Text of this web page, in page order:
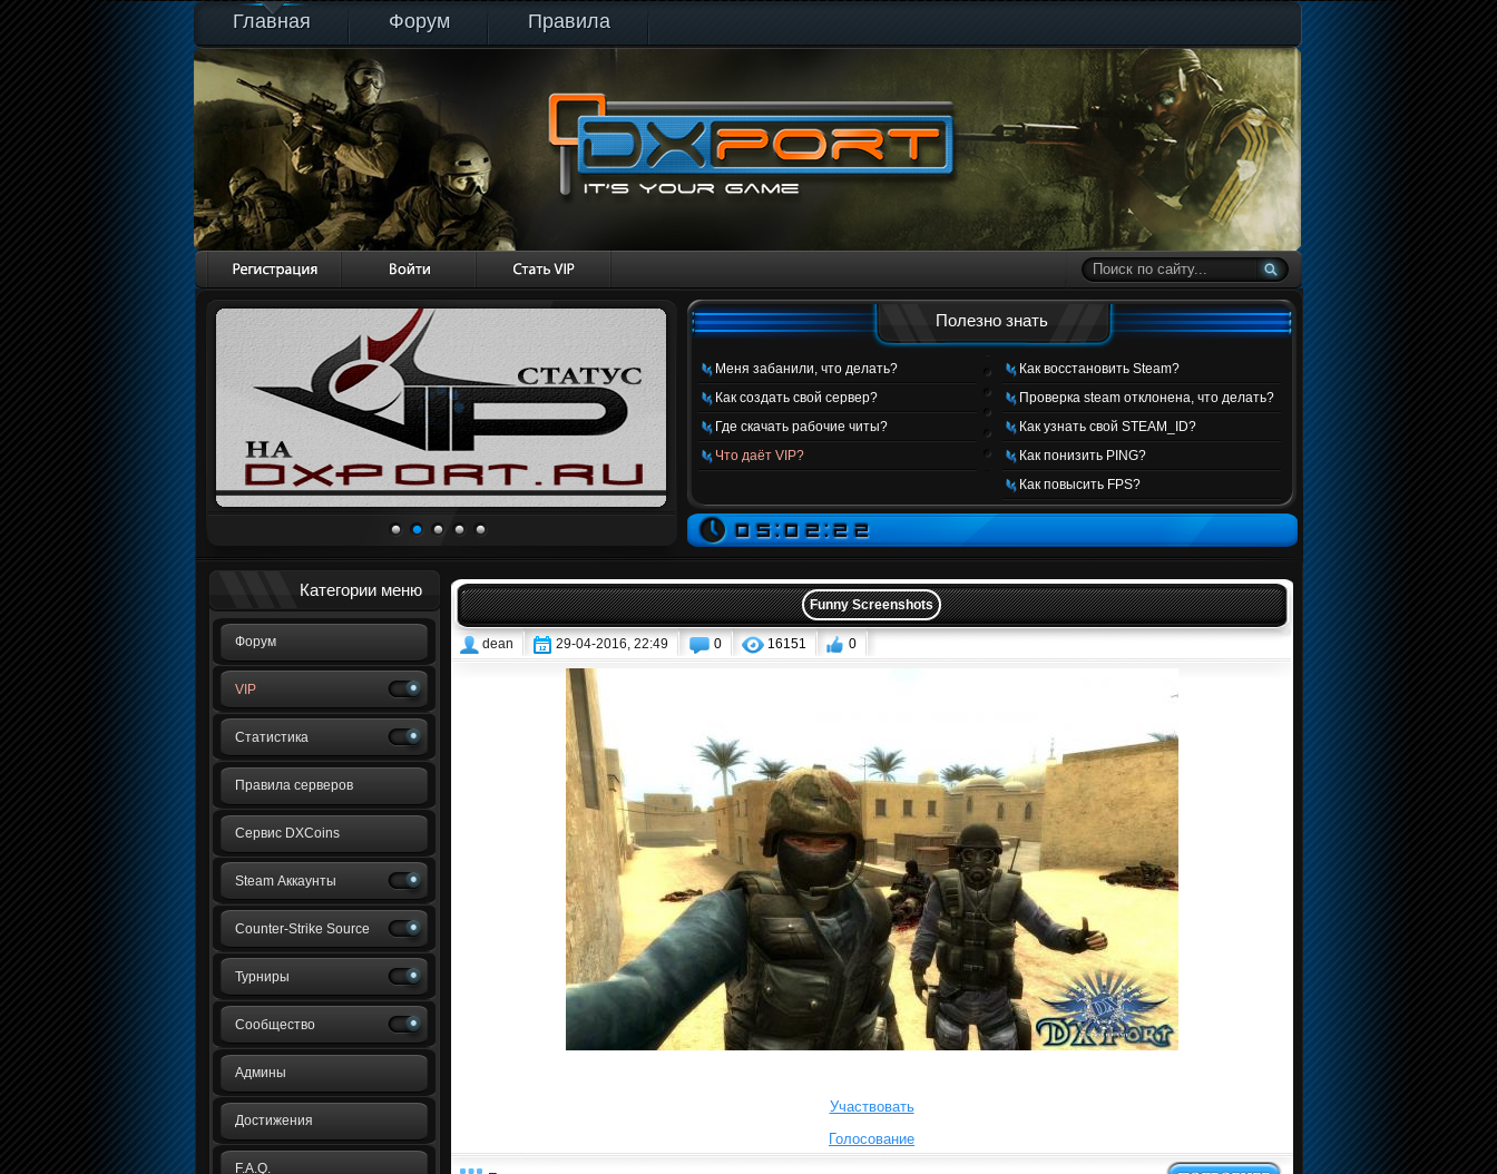
Главная Форум Правила
Полезно знать
Меня забанили, что делать?
Как создать свой сервер?
Где скачать рабочие читы?
Что даёт VIP?
Как восстановить Steam?
Проверка steam отклонена, что делать?
Как узнать свой STEAM_ID?
Как понизить PING?
Как повысить FPS?
Категории меню
Форум
VIP
Статистика
Правила серверов
Сервис DXCoins
Steam Аккаунты
Counter-Strike Source
Турниры
Сообщество
Админы
Достижения
F.A.Q.
Funny Screenshots
dean 29-04-2016, 22:49 0 16151 0
Участвовать
Голосование